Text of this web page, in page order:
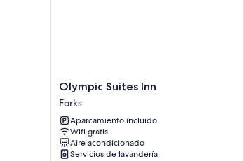
Olympic
Suites
Inn
Forks
Olympic Suites Inn
Forks
Aparcamiento incluido
Wifi gratis
Aire acondicionado
Servicios de lavandería